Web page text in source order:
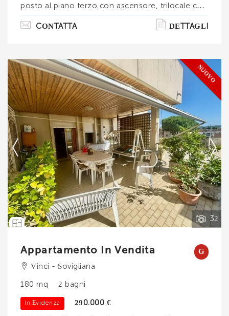
posto al piano terzo con ascensore, trilocale con
balcone e posto auto scoperto esclusivo. Il
contesto è molto ben tenuto la vista è aperta
attrezzata con parco giochi il campo da calcio e
campi da tennis/padel. portoncino blindato,
ampio soggiorno con angolo cottura open space
con uscita sul balcone, camera matrimoniale,
camer. . .
CONTATTA DETTAGLI
NUOVO
32
Ti interessa?
Contatta
--------------------
Vedi tutti i dettagli
Appartamento In Vendita
G
Vinci - Sovigliana
180 mq 2 bagni
In Evidenza 290.000 €